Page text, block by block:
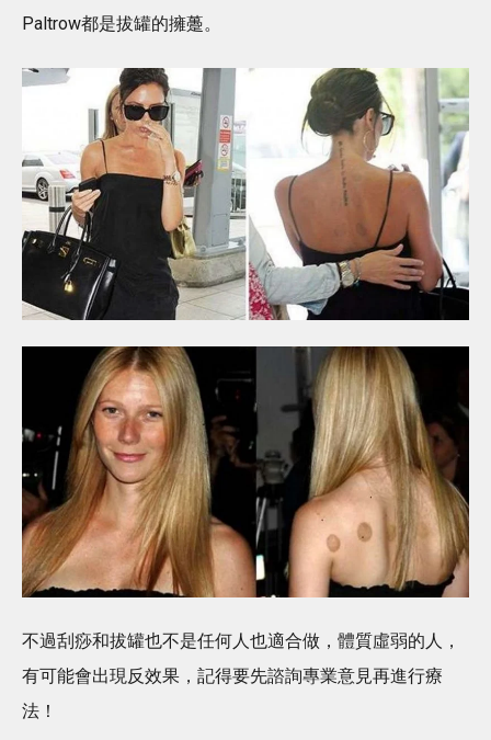
Paltrow都是拔罐的擁躉。
不過刮痧和拔罐也不是任何人也適合做，體質虛弱的人，
有可能會出現反效果，記得要先諮詢專業意見再進行療
法！